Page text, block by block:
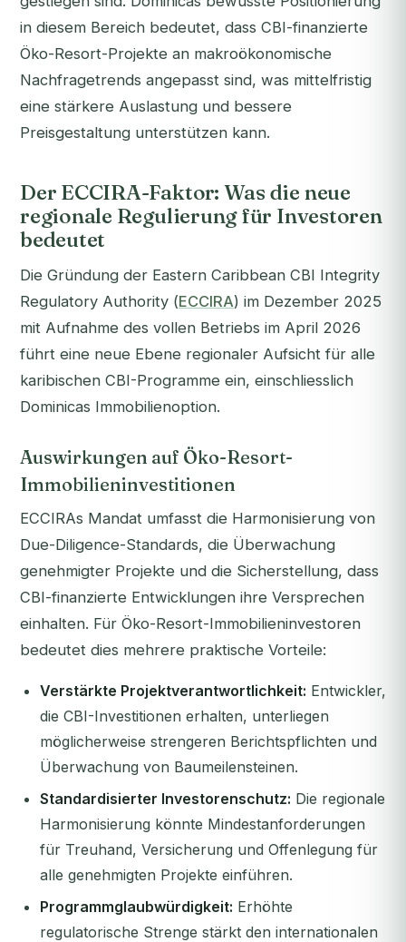
in diesem Bereich bedeutet, dass CBI-finanzierte
Öko-Resort-Projekte an makroökonomische
Nachfragetrends angepasst sind, was mittelfristig
eine stärkere Auslastung und bessere
Preisgestaltung unterstützen kann.
Der ECCIRA-Faktor: Was die neue
regionale Regulierung für Investoren
bedeutet
Die Gründung der Eastern Caribbean CBI Integrity
Regulatory Authority (ECCIRA) im Dezember 2025
mit Aufnahme des vollen Betriebs im April 2026
führt eine neue Ebene regionaler Aufsicht für alle
karibischen CBI-Programme ein, einschliesslich
Dominicas Immobilienoption.
Auswirkungen auf Öko-Resort-
Immobilieninvestitionen
ECCIRAs Mandat umfasst die Harmonisierung von
Due-Diligence-Standards, die Überwachung
genehmigter Projekte und die Sicherstellung, dass
CBI-finanzierte Entwicklungen ihre Versprechen
einhalten. Für Öko-Resort-Immobilieninvestoren
bedeutet dies mehrere praktische Vorteile:
Verstärkte Projektverantwortlichkeit: Entwickler,
die CBI-Investitionen erhalten, unterliegen
möglicherweise strengeren Berichtspflichten und
Überwachung von Baumeilensteinen.
Standardisierter Investorenschutz: Die regionale
Harmonisierung könnte Mindestanforderungen
für Treuhand, Versicherung und Offenlegung für
alle genehmigten Projekte einführen.
Programmglaubwürdigkeit: Erhöhte
regulatorische Strenge stärkt den internationalen